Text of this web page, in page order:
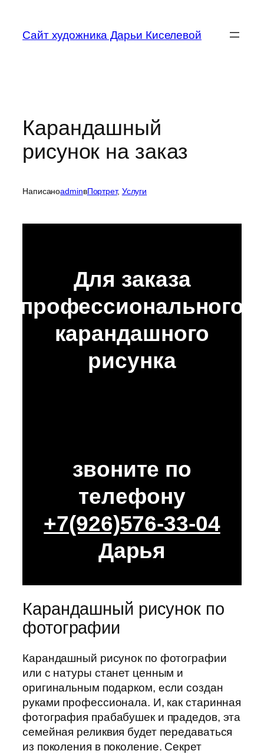
содержимому
Сайт художника Дарьи Киселевой
Карандашный
рисунок на заказ
НаписаноadminвПортрет, Услуги
Для заказа
профессионального
карандашного
рисунка
звоните по
телефону
+7(926)576-33-04
Дарья
Карандашный рисунок по
фотографии
Карандашный рисунок по фотографии
или с натуры станет ценным и
оригинальным подарком, если создан
руками профессионала. И, как старинная
фотография прабабушек и прадедов, эта
семейная реликвия будет передаваться
из поколения в поколение. Секрет